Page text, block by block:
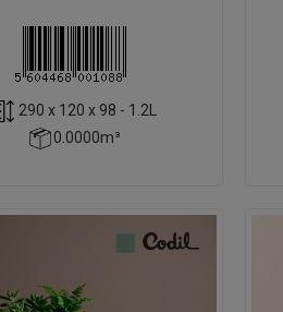
290 x 120 x 98 - 1.2L
0.0000m³